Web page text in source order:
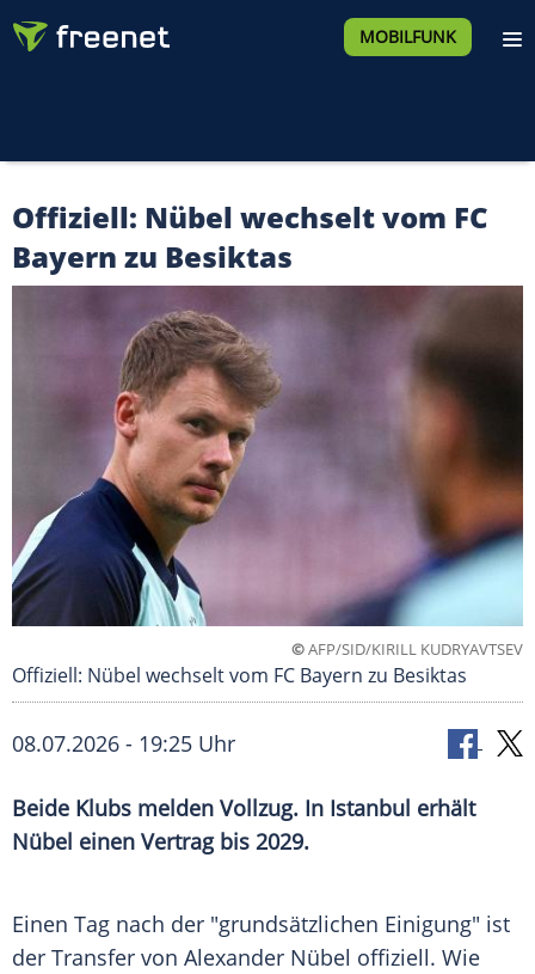
MOBILFUNK
Offiziell: Nübel wechselt vom FC
Bayern zu Besiktas
©AFP/SID/KIRILL KUDRYAVTSEV
Offiziell: Nübel wechselt vom FC Bayern zu Besiktas
08.07.2026 - 19:25 Uhr
Beide Klubs melden Vollzug. In Istanbul erhält
Nübel einen Vertrag bis 2029.
Einen Tag nach der "grundsätzlichen Einigung" ist
der Transfer von Alexander Nübel offiziell. Wie